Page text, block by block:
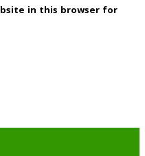
in this browser for